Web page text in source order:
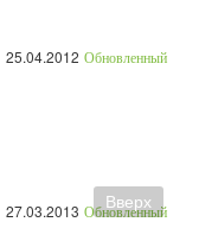
25.04.2012 Обновленный
27.03.2013 Обновленный
Вверх